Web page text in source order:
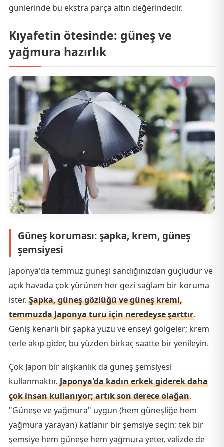
günlerinde bu ekstra parça altın değerindedir.
Kıyafetin ötesinde: güneş ve
yağmura hazırlık
Güneş koruması: şapka, krem, güneş
şemsiyesi
Japonya'da temmuz güneşi sandığınızdan güçlüdür ve
açık havada çok yürünen her gezi sağlam bir koruma
ister. Şapka, güneş gözlüğü ve güneş kremi,
temmuzda Japonya turu için neredeyse şarttır.
Geniş kenarlı bir şapka yüzü ve enseyi gölgeler; krem
terle akıp gider, bu yüzden birkaç saatte bir yenileyin.
Çok Japon bir alışkanlık da güneş şemsiyesi
kullanmaktır. Japonya'da kadın erkek giderek daha
çok insan kullanıyor; artık son derece olağan.
"Güneşe ve yağmura" uygun (hem güneşliğe hem
yağmura yarayan) katlanır bir şemsiye seçin: tek bir
şemsiye hem güneşe hem yağmura yeter, valizde de